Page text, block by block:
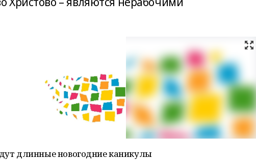
длинные новогодние каникулы